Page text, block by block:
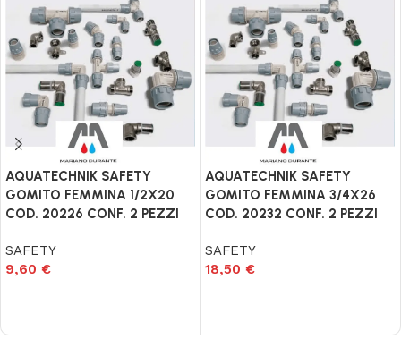
AQUATECHNIK SAFETY
GOMITO FEMMINA 1/2X20
COD. 20226 CONF. 2 PEZZI
SAFETY
9,60 €
AQUATECHNIK SAFETY
GOMITO FEMMINA 3/4X26
COD. 20232 CONF. 2 PEZZI
SAFETY
18,50 €